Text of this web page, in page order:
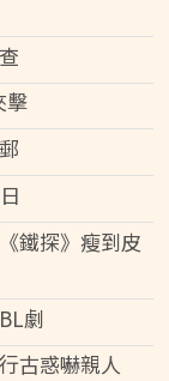
擊
鐵探》瘦到皮
劇
古惑嚇親人